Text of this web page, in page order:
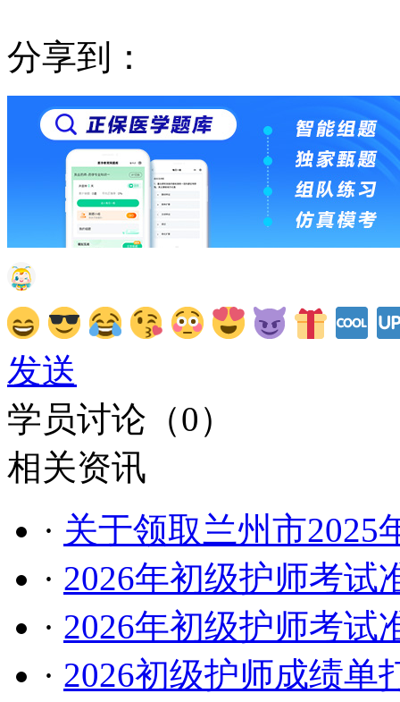
分享到：
发送
学员讨论（0）
相关资讯
· 关于领取兰州市2025
· 2026年初级护师考试
· 2026年初级护师考试
· 2026初级护师成绩单